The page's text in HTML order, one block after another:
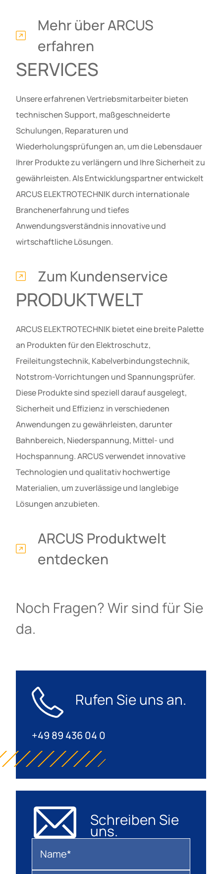
Mehr über ARCUS
erfahren
SERVICES
Unsere erfahrenen Vertriebsmitarbeiter bieten
technischen Support, maßgeschneiderte
Schulungen, Reparaturen und
Wiederholungsprüfungen an, um die Lebensdauer
Ihrer Produkte zu verlängern und Ihre Sicherheit zu
gewährleisten. Als Entwicklungspartner entwickelt
ARCUS ELEKTROTECHNIK durch internationale
Branchenerfahrung und tiefes
Anwendungsverständnis innovative und
wirtschaftliche Lösungen.
Zum Kundenservice
PRODUKTWELT
ARCUS ELEKTROTECHNIK bietet eine breite Palette
an Produkten für den Elektroschutz,
Freileitungstechnik, Kabelverbindungstechnik,
Notstrom-Vorrichtungen und Spannungsprüfer.
Diese Produkte sind speziell darauf ausgelegt,
Sicherheit und Effizienz in verschiedenen
Anwendungen zu gewährleisten, darunter
Bahnbereich, Niederspannung, Mittel- und
Hochspannung. ARCUS verwendet innovative
Technologien und qualitativ hochwertige
Materialien, um zuverlässige und langlebige
Lösungen anzubieten.
ARCUS Produktwelt
entdecken
Noch Fragen? Wir sind für Sie
da.
Rufen Sie uns an.
+49 89 436 04 0
Schreiben Sie
uns.